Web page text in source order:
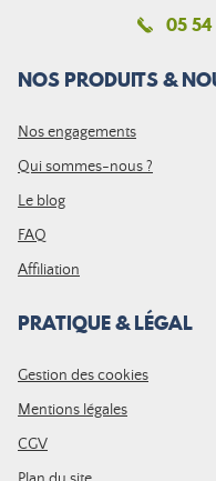
05 54
NOS PRODUITS &
Nos engagements
Qui sommes-nous ?
Le blog
FAQ
Affiliation
PRATIQUE & LÉGAL
Gestion des cookies
Mentions légales
CGV